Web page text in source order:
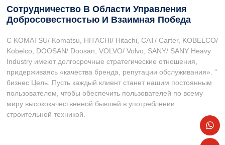
Сотрудничество В Области Управления
Добросовестностью И Взаимная Победа
С KOMATSU/ Komatsu, HITACHI/ Hitachi, CAT/ Carter, KOBELCO/
Kobelco, DOOSAN/ Doosan, VOLVO/ Volvo, SANY/ SANY Heavy
Industry имеют долгосрочные стратегические отношения,
придерживаясь «качества бренда, репутации обслуживания». "
бизнес Цель. Пусть каждый клиент станет нашим постоянным
пользователем, чтобы обеспечить пользователей по всему
миру высококачественной бывшей в употреблении
строительной техникой.